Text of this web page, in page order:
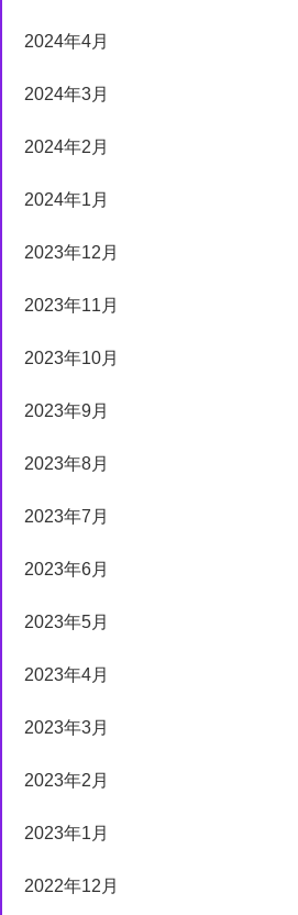
2024年4月
2024年3月
2024年2月
2024年1月
2023年12月
2023年11月
2023年10月
2023年9月
2023年8月
2023年7月
2023年6月
2023年5月
2023年4月
2023年3月
2023年2月
2023年1月
2022年12月